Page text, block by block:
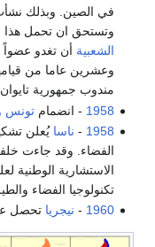
في الصين. وبذلك
وتستحق ان تحمل هذا
الشعبية أن تغدو عضواً
وعشرين عاما من
مندوب جمهورية تايوان
1958 - ‬انضمامتونس
1958
- ناسا يُعلن
الفضاء. وقد جاءت
الاستشارية الوطنية
تكنولوجيا الفضاء
1960
- نيجريا تحصل